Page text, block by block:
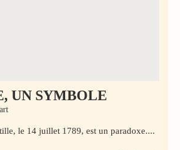
UN SYMBOLE
le 14 juillet 1789, est un paradoxe....